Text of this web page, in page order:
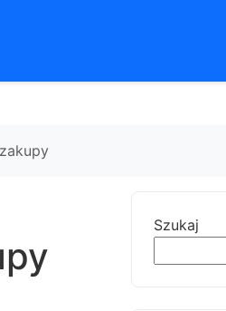
Szukaj